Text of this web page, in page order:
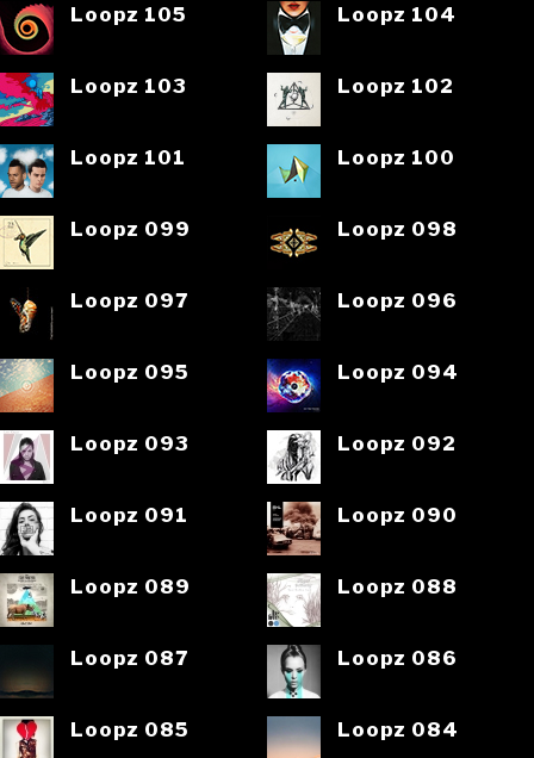
Loopz 105 Loopz 104
Loopz 103 Loopz 102
Loopz 101 Loopz 100
Loopz 099 Loopz 098
Loopz 097 Loopz 096
Loopz 095 Loopz 094
Loopz 093 Loopz 092
Loopz 091 Loopz 090
Loopz 089 Loopz 088
Loopz 087 Loopz 086
Loopz 085 Loopz 084